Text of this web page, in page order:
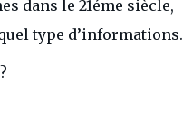
dans le 21éme siècle,
type d’informations.